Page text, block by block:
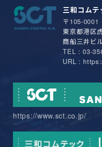
三和コムテ
〒105-0001
東京都港区
商船三井ビ
TEL : 03-
URL :
https://www.sct.co.jp/